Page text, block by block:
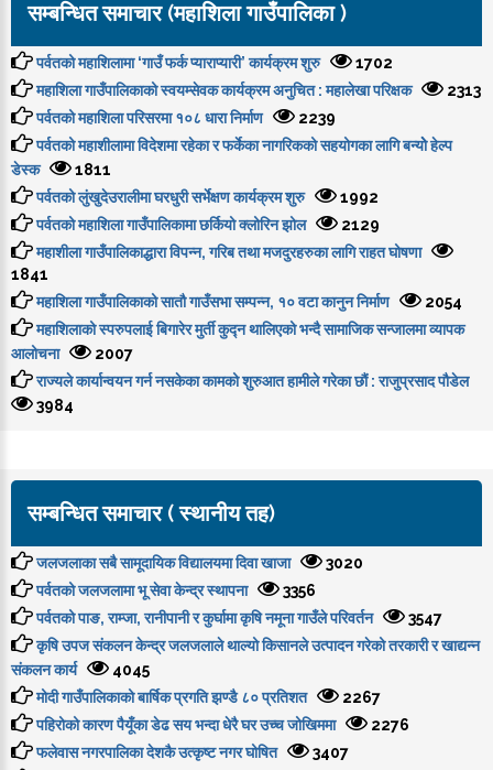
सम्बन्धित समाचार (महाशिला गाउँपालिका )
पर्वतको महाशिलामा ‘गाउँ फर्क प्याराप्यारी’ कार्यक्रम शुरु
1702
महाशिला गाउँपालिकाको स्वयम्सेवक कार्यक्रम अनुचित : महालेखा परिक्षक
2313
पर्वतको महाशिला परिसरमा १०८ धारा निर्माण
2239
पर्वतको महाशीलामा विदेशमा रहेका र फर्केका नागरिकको सहयोगका लागि बन्योे हेल्प
डेस्क
1811
पर्वतको लुंखुदेउरालीमा घरधुरी सर्भेक्षण कार्यक्रम शुरु
1992
पर्वतको महाशिला गाउँपालिकामा छर्कियो क्लोरिन झोल
2129
महाशीला गाउँपालिकाद्धारा विपन्न, गरिब तथा मजदुरहरुका लागि राहत घोषणा
1841
महाशिला गाउँपालिकाको सातौ गाउँसभा सम्पन्न, १० वटा कानुन निर्माण
2054
महाशिलाको स्परुपलाई बिगारेर मुर्ती कुद्न थालिएको भन्दै सामाजिक सन्जालमा व्यापक
आलोचना
2007
राज्यले कार्यान्वयन गर्न नसकेका कामको शुरुआत हामीले गरेका छौं : राजुप्रसाद पौडेल
3984
सम्बन्धित समाचार ( स्थानीय तह)
जलजलाका सबै सामूदायिक विद्यालयमा दिवा खाजा
3020
पर्वतको जलजलामा भू सेवा केन्द्र स्थापना
3356
पर्वतको पाङ, राम्जा, रानीपानी र कुर्घामा कृषि नमूना गाउँले परिवर्तन
3547
कृषि उपज संकलन केन्द्र जलजलाले थाल्यो किसानले उत्पादन गरेको तरकारी र खाद्यन्न
संकलन कार्य
4045
मोदी गाउँपालिकाको बार्षिक प्रगति झण्डै ८० प्रतिशत
2267
पहिरोको कारण पैयूँका डेढ सय भन्दा धेरै घर उच्च जोखिममा
2276
फलेवास नगरपालिका देशकै उत्कृष्ट नगर घोषित
3407